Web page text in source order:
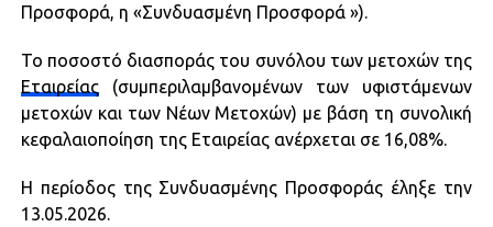
Προσφορά, η «Συνδυασμένη Προσφορά »).
Το ποσοστό διασποράς του συνόλου των μετοχών της
Εταιρείας(συμπεριλαμβανομένων των υφιστάμενων
μετοχών και των Νέων Μετοχών) με βάση τη συνολική
κεφαλαιοποίηση της Εταιρείας ανέρχεται σε 16,08%.
Η περίοδος της Συνδυασμένης Προσφοράς έληξε την
13.05.2026.